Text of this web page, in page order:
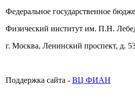
Федеральное государственное
Физический институт им. П.Н.
г. Москва, Ленинский проспект, д.
Поддержка сайта - ВЦ ФИАН